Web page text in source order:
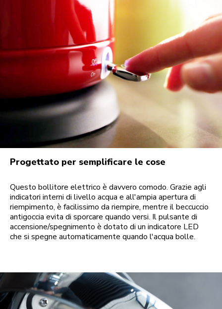
Progettato per semplificare le cose
Questo bollitore elettrico è davvero comodo. Grazie agli
indicatori interni di livello acqua e all'ampia apertura di
riempimento, è facilissimo da riempire, mentre il beccuccio
antigoccia evita di sporcare quando versi. Il pulsante di
accensione/spegnimento è dotato di un indicatore LED
che si spegne automaticamente quando l'acqua bolle.